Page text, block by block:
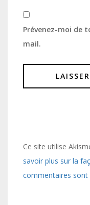
Prévenez-moi de
mail.
Ce site utilise
savoir plus sur la
commentaires sont